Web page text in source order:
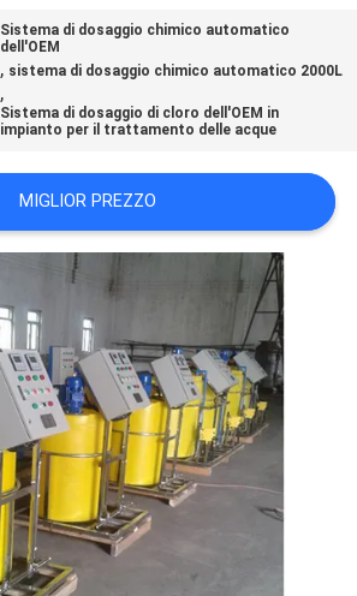
Sistema di dosaggio chimico automatico
dell'OEM
, sistema di dosaggio chimico automatico 2000L
,
Sistema di dosaggio di cloro dell'OEM in
impianto per il trattamento delle acque
MIGLIOR PREZZO